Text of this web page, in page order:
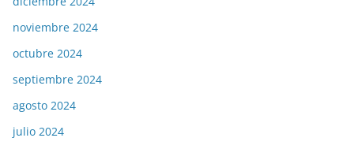
noviembre 2024
octubre 2024
septiembre 2024
agosto 2024
julio 2024